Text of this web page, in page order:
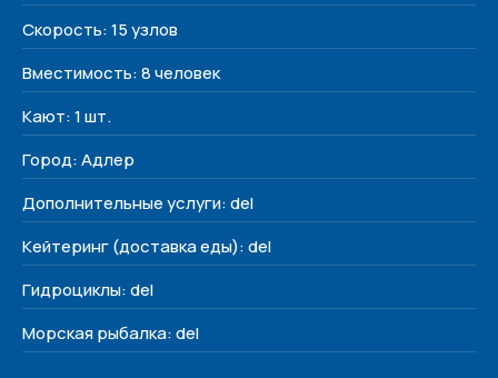
Скорость: 15 узлов
Вместимость: 8 человек
Кают: 1 шт.
Город: Адлер
Дополнительные услуги: del
Кейтеринг (доставка еды): del
Гидроциклы: del
Морская рыбалка: del
Контакты
О нас
Политика конфиденциальности
Меню
Контакты
+7 (938) 488-17-17
yachtvibe@yandex.ru
Сочи, Несебрская 3